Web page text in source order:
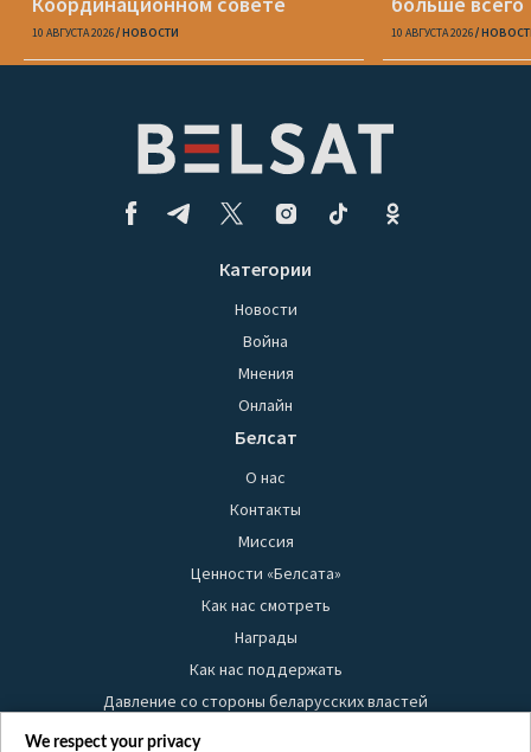
10 АВГУСТА 2026 НОВОСТИ 10 АВГУСТА 2026
Категории
Новости
Война
Мнения
Онлайн
Белсат
О нас
Контакты
Миссия
Ценности «Белсата»
Как нас смотреть
Награды
Как нас поддержать
Давление со стороны беларусских властей
Правила использования материалов
We respect your privacy